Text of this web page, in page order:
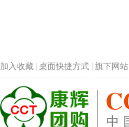
加入收藏 桌面快捷方式 旗下网站